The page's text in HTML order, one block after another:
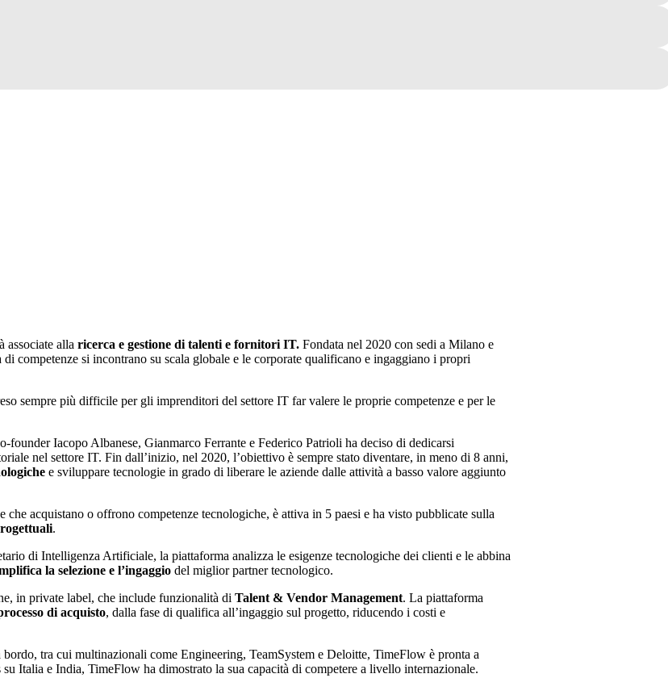
associate alla ricerca e gestione di talenti e fornitori IT. Fondata nel 2020 con sedi a Milano e
si incontrano su scala globale e le corporate qualificano e ingaggiano i propri
sempre più difficile per gli imprenditori del settore IT far valere le proprie competenze e per le
Iacopo Albanese, Gianmarco Ferrante e Federico Patrioli ha deciso di dedicarsi
nel settore IT. Fin dall’inizio, nel 2020, l’obiettivo è sempre stato diventare, in meno di 8 anni,
e sviluppare tecnologie in grado di liberare le aziende dalle attività a basso valore aggiunto
acquistano o offrono competenze tecnologiche, è attiva in 5 paesi e ha visto pubblicate sulla
.
di Intelligenza Artificiale, la piattaforma analizza le esigenze tecnologiche dei clienti e le abbina
la selezione e l’ingaggio del miglior partner tecnologico.
in private label, che include funzionalità di Talent & Vendor Management. La piattaforma
di acquisto, dalla fase di qualifica all’ingaggio sul progetto, riducendo i costi e
tra cui multinazionali come Engineering, TeamSystem e Deloitte, TimeFlow è pronta a
Italia e India, TimeFlow ha dimostrato la sua capacità di competere a livello internazionale.